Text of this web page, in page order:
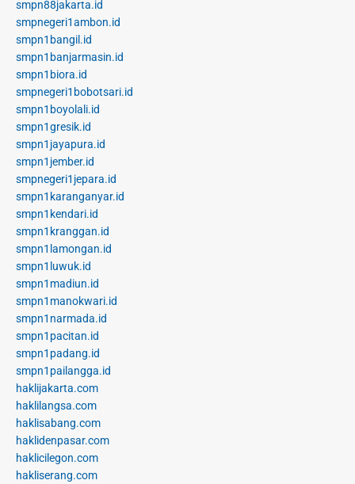
smpn88jakarta.id
smpnegeri1ambon.id
smpn1bangil.id
smpn1banjarmasin.id
smpn1biora.id
smpnegeri1bobotsari.id
smpn1boyolali.id
smpn1gresik.id
smpn1jayapura.id
smpn1jember.id
smpnegeri1jepara.id
smpn1karanganyar.id
smpn1kendari.id
smpn1kranggan.id
smpn1lamongan.id
smpn1luwuk.id
smpn1madiun.id
smpn1manokwari.id
smpn1narmada.id
smpn1pacitan.id
smpn1padang.id
smpn1pailangga.id
haklijakarta.com
haklilangsa.com
haklisabang.com
haklidenpasar.com
haklicilegon.com
hakliserang.com